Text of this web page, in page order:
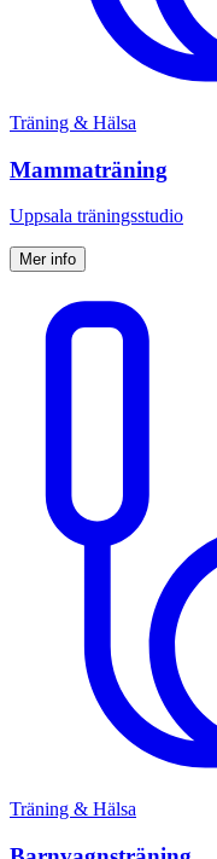
Träning & Hälsa
Mammaträning
Uppsala träningsstudio
Mer info
Träning & Hälsa